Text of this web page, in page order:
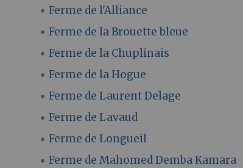
Ferme de l'Alliance
Ferme de la Brouette bleue
Ferme de la Chuplinais
Ferme de la Hogue
Ferme de Laurent Delage
Ferme de Lavaud
Ferme de Longueil
Ferme de Mahomed Demba Kamara